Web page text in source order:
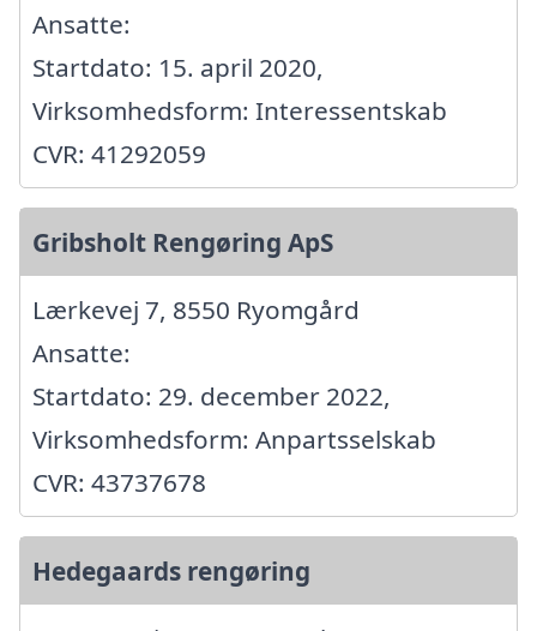
Ansatte:
Startdato: 15. april 2020,
Virksomhedsform: Interessentskab
CVR: 41292059
Gribsholt Rengøring ApS
Lærkevej 7, 8550 Ryomgård
Ansatte:
Startdato: 29. december 2022,
Virksomhedsform: Anpartsselskab
CVR: 43737678
Hedegaards rengøring